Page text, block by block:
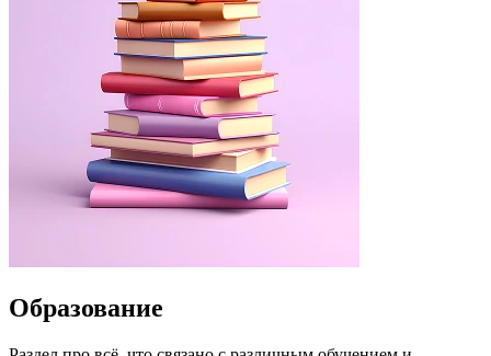
Образование